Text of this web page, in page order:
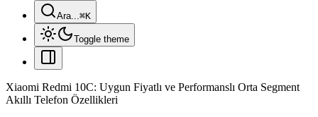
Ara...⌘K
Toggle theme
Xiaomi Redmi 10C: Uygun Fiyatlı ve Performanslı Orta Segment
Akıllı Telefon Özellikleri